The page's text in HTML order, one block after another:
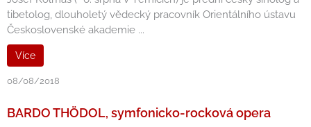
tibetolog, dlouholetý vědecký pracovník Orientálního ústavu
Československé akademie ...
Více
08/08/2018
BARDO THÖDOL, symfonicko-rocková opera